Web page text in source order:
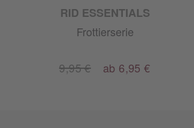
RID ESSENTIALS
Frottierserie
9,95 € ab 6,95 €